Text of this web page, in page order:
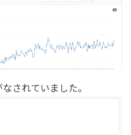
されていました。